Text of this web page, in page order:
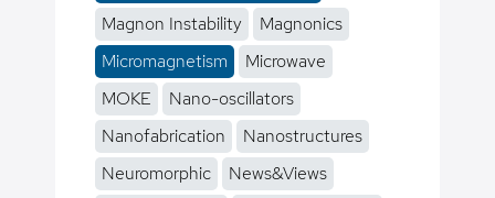
Magnon Instability
Magnonics
Micromagnetism
Microwave
MOKE
Nano-oscillators
Nanofabrication
Nanostructures
Neuromorphic
News&Views